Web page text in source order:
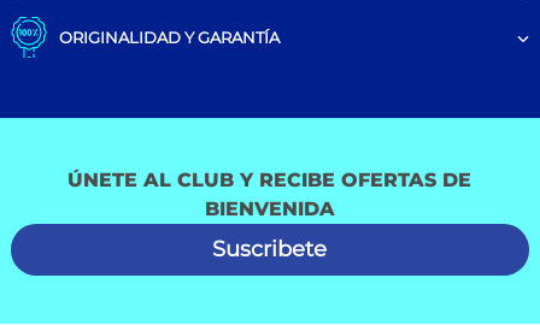
ORIGINALIDAD Y GARANTÍA
ÚNETE AL CLUB Y RECIBE OFERTAS DE
BIENVENIDA
Suscribete